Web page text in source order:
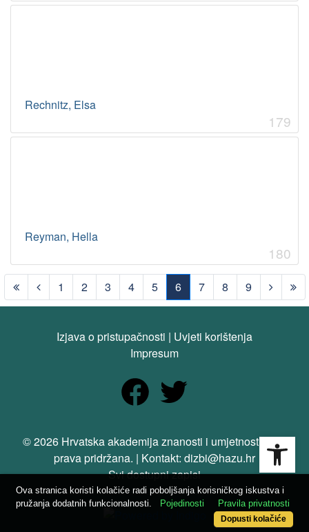
Rechnitz, Elsa
179
Reyman, Hella
180
1 2 3 4 5
6
(current)
7 8 9
Izjava o pristupačnosti | Uvjeti korištenja
Impresum
© 2026 Hrvatska akademija znanosti i umjetnosti. Sva
prava pridržana. | Kontakt: dizbi@hazu.hr
Svi dostupni zapisi
Ova stranica koristi kolačiće radi poboljšanja korisničkog iskustva i
pružanja dodatnih funkcionalnosti.
Pojedinosti Pravila privatnosti
Dopusti kolačiće